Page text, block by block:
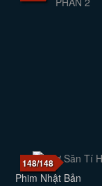
148/148
Phim Nhật Bản